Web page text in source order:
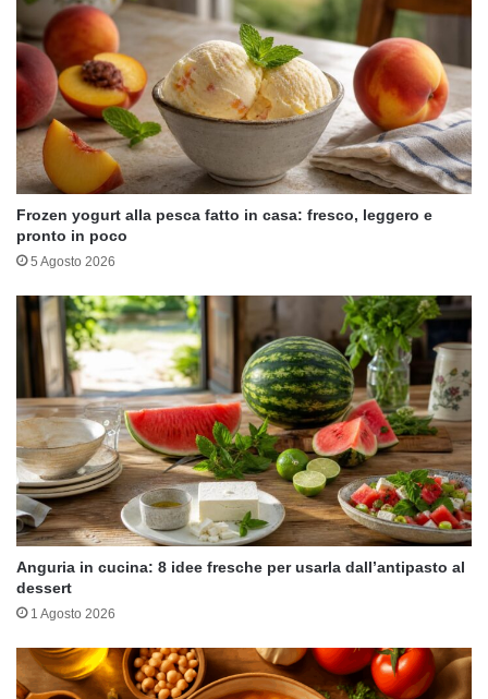
Frozen yogurt alla pesca fatto in casa: fresco, leggero e
pronto in poco
5 Agosto 2026
Anguria in cucina: 8 idee fresche per usarla dall’antipasto al
dessert
1 Agosto 2026